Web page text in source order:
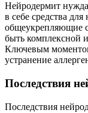
Нейродермит
в себе средства
общеукрепляющие
быть комплексной и
Ключевым
устранение
Последствия
Последствия